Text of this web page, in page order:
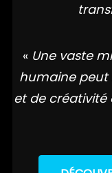
« Une vaste
humaine peut
et de créativité